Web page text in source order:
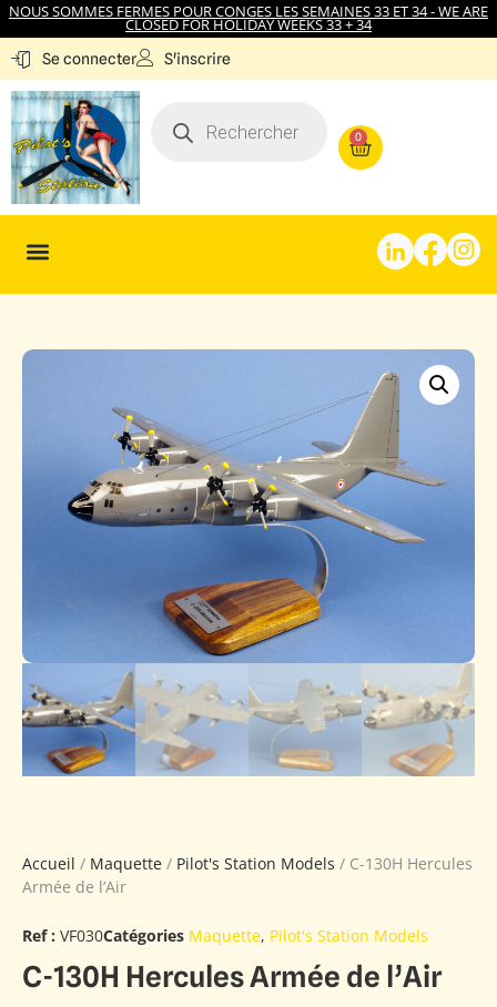
NOUS SOMMES FERMES POUR CONGES LES SEMAINES 33 ET 34 - WE ARE
CLOSED FOR HOLIDAY WEEKS 33 + 34
Se connecter S'inscrire
0
Accueil / Maquette / Pilot's Station Models / C-130H Hercules
Armée de l’Air
Ref : VF030Catégories Maquette, Pilot's Station Models
C-130H Hercules Armée de l’Air